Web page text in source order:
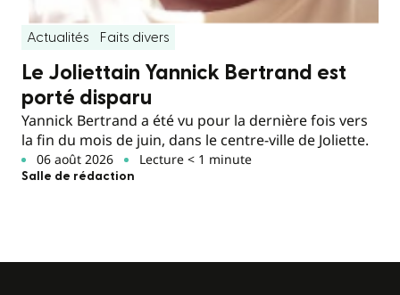
Actualités Faits divers
Le Joliettain Yannick Bertrand est
porté disparu
Yannick Bertrand a été vu pour la dernière fois vers
la fin du mois de juin, dans le centre-ville de Joliette.
06 août 2026 Lecture < 1 minute
Salle de rédaction